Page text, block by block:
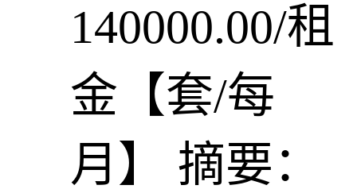
140000.00/租
金【套/每
月】
摘要：